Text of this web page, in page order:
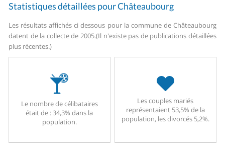
Statistiques détaillées pour Châteaubourg
Les résultats affichés ci dessous pour la commune de Châteaubourg
datent de la collecte de 2005.(Il n'existe pas de publications détaillées
plus récentes.)
Le nombre de célibataires
était de : 34,3% dans la
population.
Les couples mariés
représentaient 53,5% de la
population, les divorcés 5,2%.